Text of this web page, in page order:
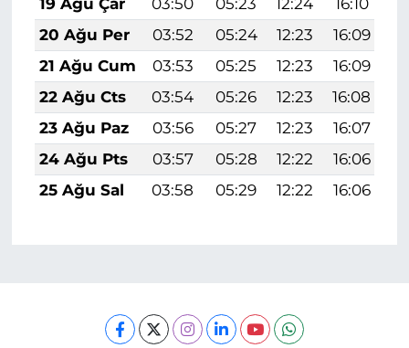
19 Ağu Çar 03:50 05:23 12:24 16:10
20 Ağu Per
03:52 05:24 12:23 16:09
21 Ağu Cum
03:53 05:25 12:23 16:09
22 Ağu Cts
03:54 05:26 12:23 16:08
23 Ağu Paz
03:56 05:27 12:23 16:07
24 Ağu Pts
03:57 05:28 12:22 16:06
25 Ağu Sal
03:58 05:29 12:22 16:06